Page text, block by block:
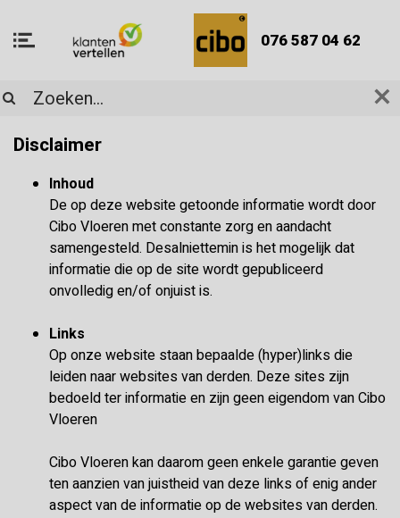
076 587 04 62
Disclaimer
Inhoud
De op deze website getoonde informatie wordt door
Cibo Vloeren met constante zorg en aandacht
samengesteld. Desalniettemin is het mogelijk dat
informatie die op de site wordt gepubliceerd
onvolledig en/of onjuist is.
Links
Op onze website staan bepaalde (hyper)links die
leiden naar websites van derden. Deze sites zijn
bedoeld ter informatie en zijn geen eigendom van Cibo
Vloeren
Cibo Vloeren kan daarom geen enkele garantie geven
ten aanzien van juistheid van deze links of enig ander
aspect van de informatie op de websites van derden.